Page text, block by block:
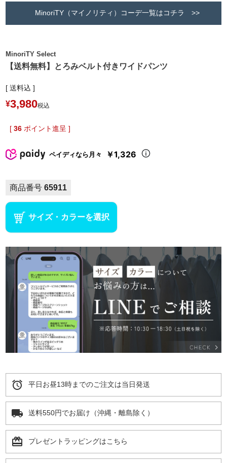
MinoriTY（マイノリティ）コーデ一覧はコチラ >>
MinoriTY Select
【送料無料】とろみベルト付きワイドパンツ
送料込
¥3,980税込
[ 36 ポイント進呈 ]
ペイディなら月々 ￥1,326
商品番号 65911
サイズ・カラーを選択
alarm 平日お昼13時までのご注文は当日発送
local_shipping 送料550円でお届け（沖縄・離島除く）
card_giftcard プレゼントラッピングはこちら